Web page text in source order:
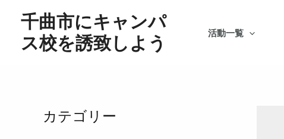
千曲市にキャンパ
ス校を誘致しよう
活動一覧
カテゴリー